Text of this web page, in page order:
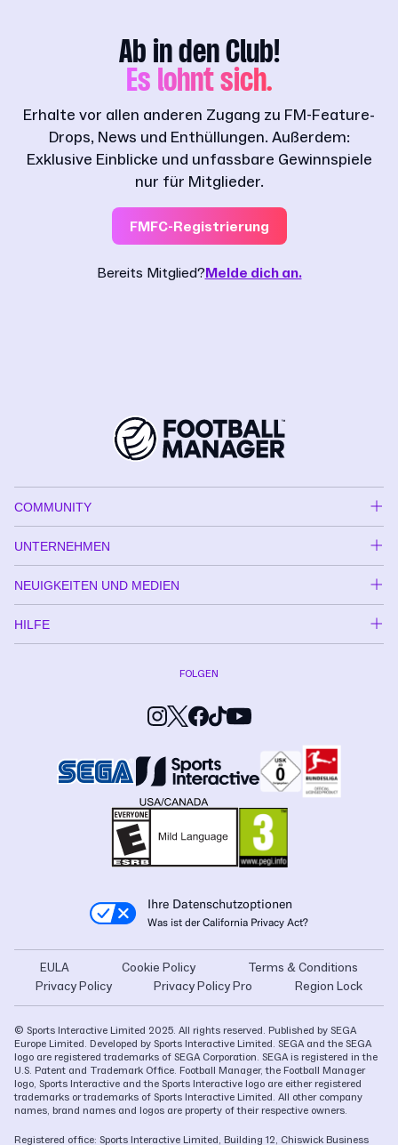
Ab in den Club!
Es lohnt sich.
Erhalte vor allen anderen Zugang zu FM-Feature-
Drops, News und Enthüllungen. Außerdem:
Exklusive Einblicke und unfassbare Gewinnspiele
nur für Mitglieder.
FMFC-Registrierung
Bereits Mitglied?Melde dich an.
COMMUNITY
UNTERNEHMEN
NEUIGKEITEN UND MEDIEN
HILFE
FOLGEN
Ihre Datenschutzoptionen
Was ist der California Privacy Act?
EULA Cookie Policy
Terms & Conditions
Privacy Policy
Privacy Policy Pro Region Lock
© Sports Interactive Limited 2025. All rights reserved. Published by SEGA
Europe Limited. Developed by Sports Interactive Limited. SEGA and the SEGA
logo are registered trademarks of SEGA Corporation. SEGA is registered in the
U.S. Patent and Trademark Office. Football Manager, the Football Manager
logo, Sports Interactive and the Sports Interactive logo are either registered
trademarks or trademarks of Sports Interactive Limited. All other company
names, brand names and logos are property of their respective owners.
Registered office: Sports Interactive Limited, Building 12, Chiswick Business